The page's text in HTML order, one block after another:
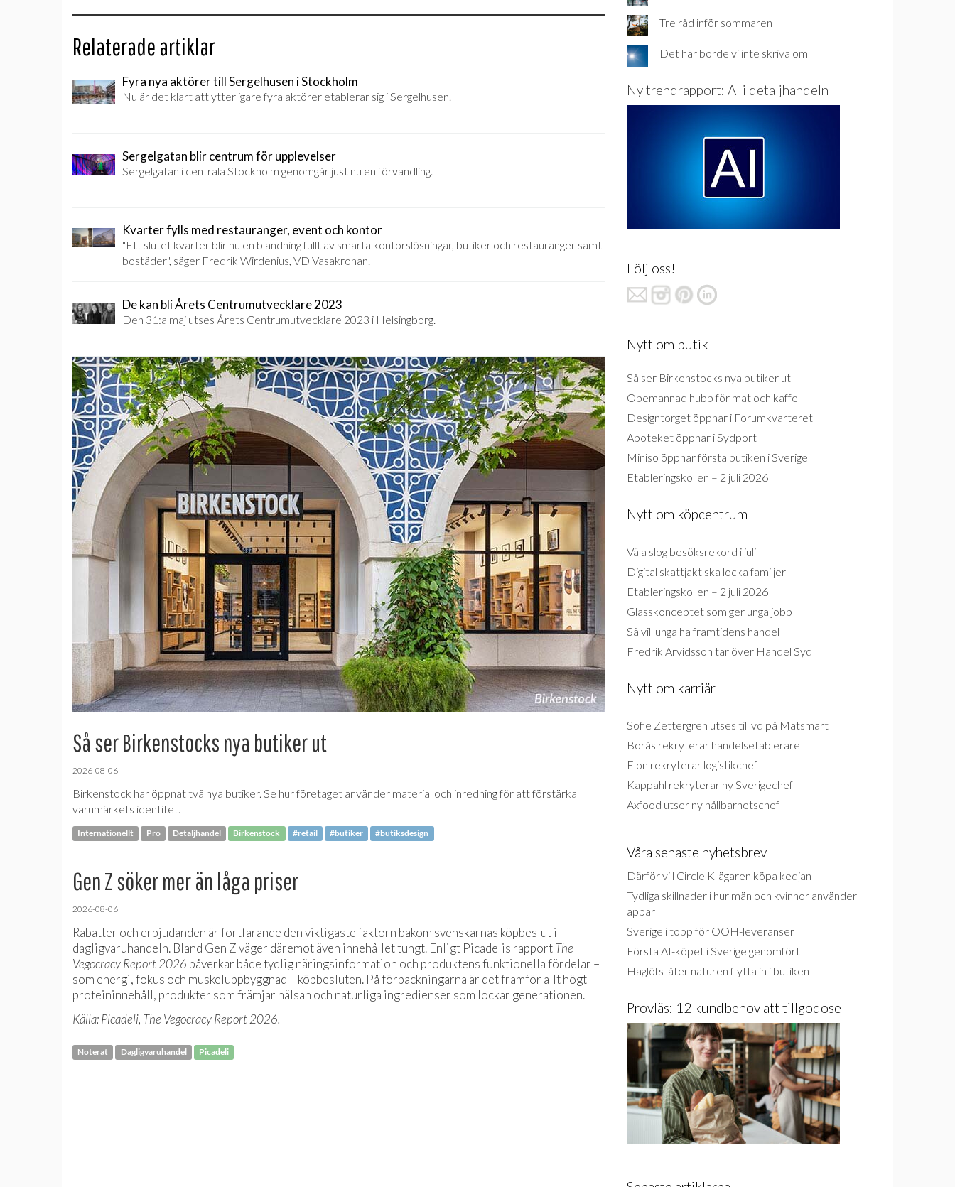
Relaterade artiklar
Fyra nya aktörer till Sergelhusen i Stockholm
Nu är det klart att ytterligare fyra aktörer etablerar sig i Sergelhusen.
Sergelgatan blir centrum för upplevelser
Sergelgatan i centrala Stockholm genomgår just nu en förvandling.
Kvarter fylls med restauranger, event och kontor
"Ett slutet kvarter blir nu en blandning fullt av smarta kontorslösningar, butiker och restauranger samt
bostäder", säger Fredrik Wirdenius, VD Vasakronan.
De kan bli Årets Centrumutvecklare 2023
Den 31:a maj utses Årets Centrumutvecklare 2023 i Helsingborg.
Så ser Birkenstocks nya butiker ut
2026-08-06
Birkenstock har öppnat två nya butiker. Se hur företaget använder material och inredning för att förstärka
varumärkets identitet.
Internationellt Pro Detaljhandel Birkenstock #retail #butiker #butiksdesign
Gen Z söker mer än låga priser
2026-08-06
Rabatter och erbjudanden är fortfarande den viktigaste faktorn bakom svenskarnas köpbeslut i
dagligvaruhandeln. Bland Gen Z väger däremot även innehållet tungt. Enligt Picadelis rapportThe
Vegocracy Report 2026 påverkar både tydlig näringsinformation och produktens funktionella fördelar –
som energi, fokus och muskeluppbyggnad – köpbesluten. På förpackningarna är det framför allt högt
proteininnehåll, produkter som främjar hälsan och naturliga ingredienser som lockar generationen.
Källa: Picadeli, The Vegocracy Report 2026.
Noterat Dagligvaruhandel Picadeli
Tre råd inför sommaren
Det här borde vi inte skriva om
Ny trendrapport: AI i detaljhandeln
Följ oss!
Nytt om butik
Så ser Birkenstocks nya butiker ut
Obemannad hubb för mat och kaffe
Designtorget öppnar i Forumkvarteret
Apoteket öppnar i Sydport
Miniso öppnar första butiken i Sverige
Etableringskollen – 2 juli 2026
Nytt om köpcentrum
Väla slog besöksrekord i juli
Digital skattjakt ska locka familjer
Etableringskollen – 2 juli 2026
Glasskonceptet som ger unga jobb
Så vill unga ha framtidens handel
Fredrik Arvidsson tar över Handel Syd
Nytt om karriär
Sofie Zettergren utses till vd på Matsmart
Borås rekryterar handelsetablerare
Elon rekryterar logistikchef
Kappahl rekryterar ny Sverigechef
Axfood utser ny hållbarhetschef
Våra senaste nyhetsbrev
Därför vill Circle K-ägaren köpa kedjan
Tydliga skillnader i hur män och kvinnor använder
appar
Sverige i topp för OOH-leveranser
Första AI-köpet i Sverige genomfört
Haglöfs låter naturen flytta in i butiken
Provläs: 12 kundbehov att tillgodose